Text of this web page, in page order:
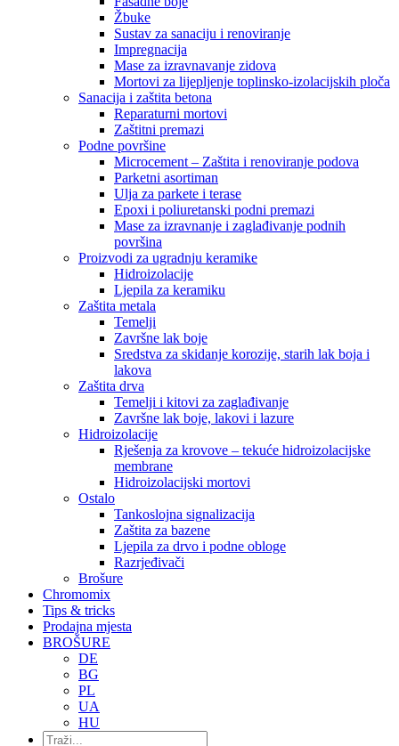
Žbuke
Sustav za sanaciju i renoviranje
Impregnacija
Mase za izravnavanje zidova
Mortovi za lijepljenje toplinsko-izolacijskih ploča
Sanacija i zaštita betona
Reparaturni mortovi
Zaštitni premazi
Podne površine
Microcement – Zaštita i renoviranje podova
Parketni asortiman
Ulja za parkete i terase
Epoxi i poliuretanski podni premazi
Mase za izravnanje i zaglađivanje podnih
površina
Proizvodi za ugradnju keramike
Hidroizolacije
Ljepila za keramiku
Zaštita metala
Temelji
Završne lak boje
Sredstva za skidanje korozije, starih lak boja i
lakova
Zaštita drva
Temelji i kitovi za zaglađivanje
Završne lak boje, lakovi i lazure
Hidroizolacije
Rješenja za krovove – tekuće hidroizolacijske
membrane
Hidroizolacijski mortovi
Ostalo
Tankoslojna signalizacija
Zaštita za bazene
Ljepila za drvo i podne obloge
Razrjeđivači
Brošure
Chromomix
Tips & tricks
Prodajna mjesta
BROŠURE
DE
BG
PL
UA
HU
Traži...